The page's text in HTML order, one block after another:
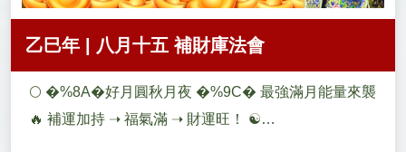
乙巳年 | 八月十五 補財庫法會
🌕 �%8A�好月圓秋月夜 �%9C� 最強滿月能量來襲
🔥 補運加持 ➝ 福氣滿 ➝ 財運旺！ ☯️